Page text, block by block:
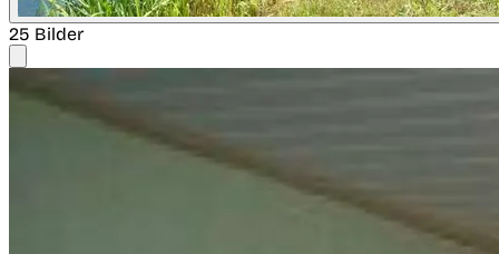
25 Bilder